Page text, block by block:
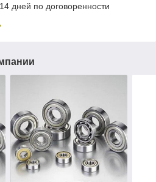
дней по договоренности